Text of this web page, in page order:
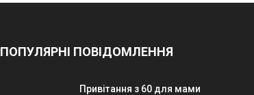
ПОПУЛЯРНІ ПОВІДОМЛЕННЯ
Привітання з 60 для мами